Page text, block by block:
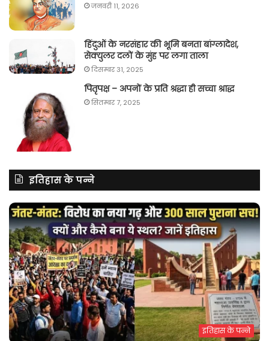
जनवरी 11, 2026
हिंदुओं के नरसंहार की भूमि बनता बांग्लादेश,
सेक्युलर दलों के मुंह पर लगा ताला
दिसम्बर 31, 2025
पितृपक्ष – अपनों के प्रति श्रद्धा ही सच्चा श्राद्ध
सितम्बर 7, 2025
इतिहास के पन्ने
इतिहास के पन्ने